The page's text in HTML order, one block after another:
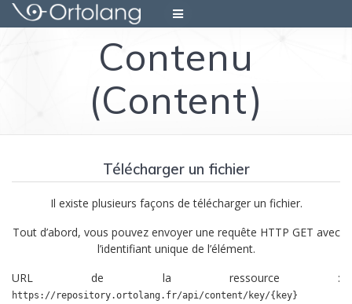
Skip
to
Contenu
(Content)
Télécharger un fichier
Il existe plusieurs façons de télécharger un fichier.
Tout d’abord, vous pouvez envoyer une requête HTTP GET avec
l’identifiant unique de l’élément.
URL de la ressource :
https://repository.ortolang.fr/api/content/key/{key}